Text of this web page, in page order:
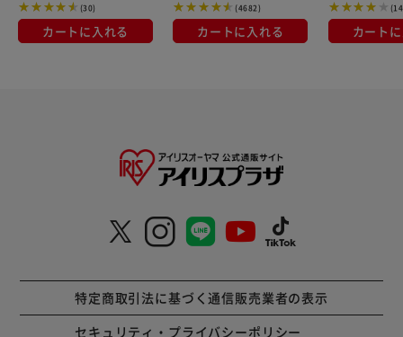
(30)
カートに入れる
(4682)
カートに入れる カート
特定商取引法に基づく通信販売業者の表示
セキュリティ・プライバシーポリシー